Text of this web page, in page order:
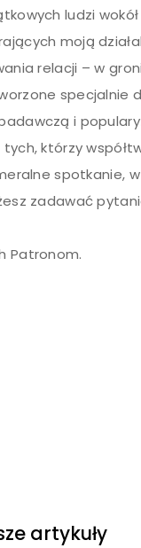
ludzi
moją
relacji – w
specjalnie
i
którzy
spotkanie,
zadawać
Patronom.
artykuły